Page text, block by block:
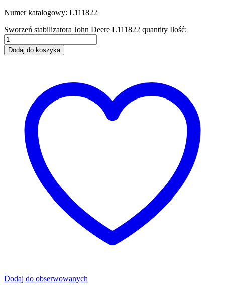
Numer katalogowy: L111822
Sworzeń stabilizatora John Deere L111822 quantity Ilość:
Dodaj do koszyka
Dodaj do obserwowanych